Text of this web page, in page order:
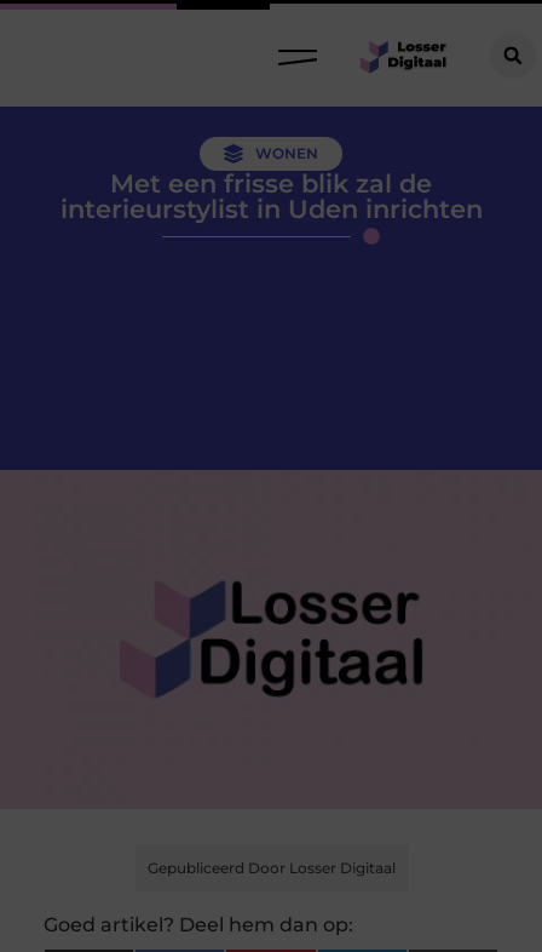
WONEN
Met een frisse blik zal de
interieurstylist in Uden inrichten
Gepubliceerd Door Losser Digitaal
Goed artikel? Deel hem dan op: